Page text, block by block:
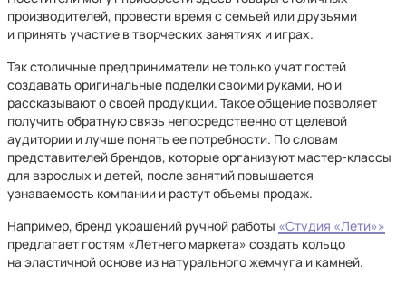
производителей, провести время с семьей или друзьями
и принять участие в творческих занятиях и играх.
Так столичные предприниматели не только учат гостей
создавать оригинальные поделки своими руками, но и
рассказывают о своей продукции. Такое общение позволяет
получить обратную связь непосредственно от целевой
аудитории и лучше понять ее потребности. По словам
представителей брендов, которые организуют мастер-классы
для взрослых и детей, после занятий повышается
узнаваемость компании и растут объемы продаж.
Например, бренд украшений ручной работы «Студия «Лети»»
предлагает гостям «Летнего маркета» создать кольцо
на эластичной основе из натурального жемчуга и камней.